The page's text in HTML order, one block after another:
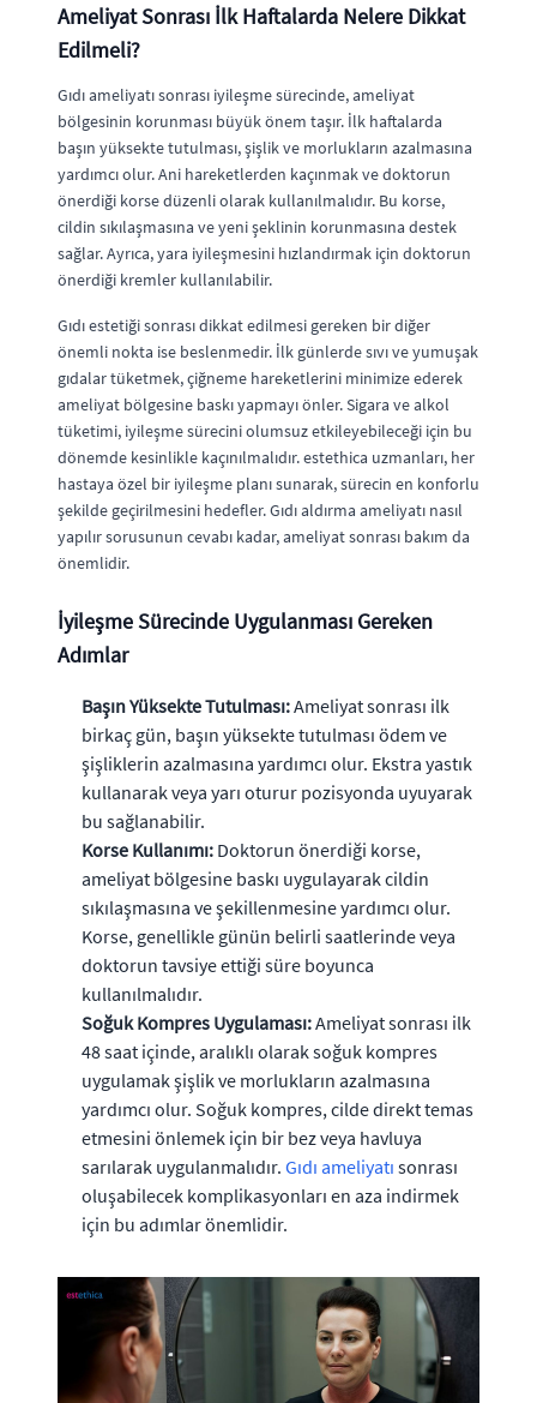
Ameliyat Sonrası İlk Haftalarda Nelere Dikkat
Edilmeli?
Gıdı ameliyatı sonrası iyileşme sürecinde, ameliyat
bölgesinin korunması büyük önem taşır. İlk haftalarda
başın yüksekte tutulması, şişlik ve morlukların azalmasına
yardımcı olur. Ani hareketlerden kaçınmak ve doktorun
önerdiği korse düzenli olarak kullanılmalıdır. Bu korse,
cildin sıkılaşmasına ve yeni şeklinin korunmasına destek
sağlar. Ayrıca, yara iyileşmesini hızlandırmak için doktorun
önerdiği kremler kullanılabilir.
Gıdı estetiği sonrası dikkat edilmesi gereken bir diğer
önemli nokta ise beslenmedir. İlk günlerde sıvı ve yumuşak
gıdalar tüketmek, çiğneme hareketlerini minimize ederek
ameliyat bölgesine baskı yapmayı önler. Sigara ve alkol
tüketimi, iyileşme sürecini olumsuz etkileyebileceği için bu
dönemde kesinlikle kaçınılmalıdır. estethica uzmanları, her
hastaya özel bir iyileşme planı sunarak, sürecin en konforlu
şekilde geçirilmesini hedefler. Gıdı aldırma ameliyatı nasıl
yapılır sorusunun cevabı kadar, ameliyat sonrası bakım da
önemlidir.
İyileşme Sürecinde Uygulanması Gereken
Adımlar
Başın Yüksekte Tutulması:Ameliyat sonrası ilk
birkaç gün, başın yüksekte tutulması ödem ve
şişliklerin azalmasına yardımcı olur. Ekstra yastık
kullanarak veya yarı oturur pozisyonda uyuyarak
bu sağlanabilir.
Korse Kullanımı: Doktorun önerdiği korse,
ameliyat bölgesine baskı uygulayarak cildin
sıkılaşmasına ve şekillenmesine yardımcı olur.
Korse, genellikle günün belirli saatlerinde veya
doktorun tavsiye ettiği süre boyunca
kullanılmalıdır.
Soğuk Kompres Uygulaması:Ameliyat sonrası ilk
48 saat içinde, aralıklı olarak soğuk kompres
uygulamak şişlik ve morlukların azalmasına
yardımcı olur. Soğuk kompres, cilde direkt temas
etmesini önlemek için bir bez veya havluya
sarılarak uygulanmalıdır. Gıdı ameliyatı sonrası
oluşabilecek komplikasyonları en aza indirmek
için bu adımlar önemlidir.